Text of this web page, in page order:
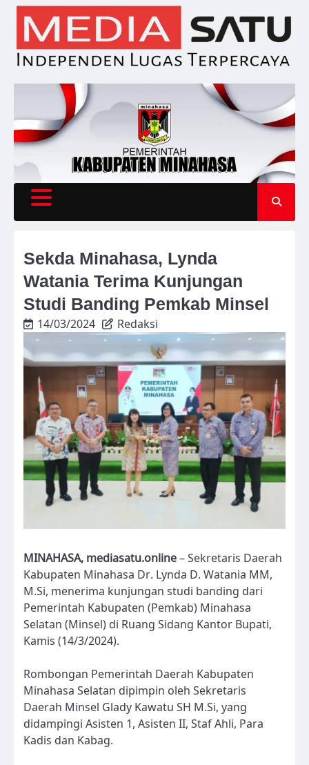
Skip
content
Sekda Minahasa, Lynda
Watania Terima Kunjungan
Studi Banding Pemkab Minsel
14/03/2024 Redaksi
MINAHASA, mediasatu.online– Sekretaris Daerah
Kabupaten Minahasa Dr. Lynda D. Watania MM,
M.Si, menerima kunjungan studi banding dari
Pemerintah Kabupaten (Pemkab) Minahasa
Selatan (Minsel) di Ruang Sidang Kantor Bupati,
Kamis (14/3/2024).
Rombongan Pemerintah Daerah Kabupaten
Minahasa Selatan dipimpin oleh Sekretaris
Daerah Minsel Glady Kawatu SH M.Si, yang
didampingi Asisten 1, Asisten II, Staf Ahli, Para
Kadis dan Kabag.